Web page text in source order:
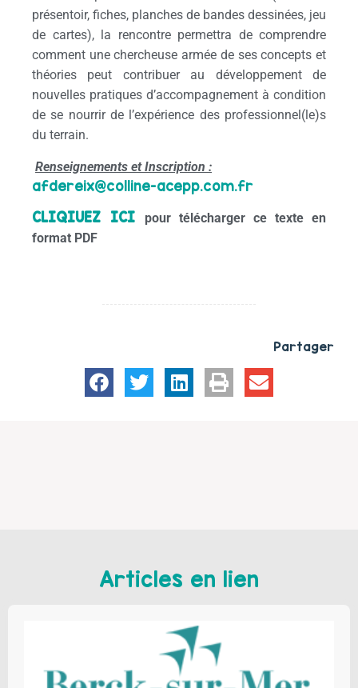
présentoir, fiches, planches de bandes dessinées, jeu
de cartes), la rencontre permettra de comprendre
comment une chercheuse armée de ses concepts et
théories peut contribuer au développement de
nouvelles pratiques d’accompagnement à condition
de se nourrir de l’expérience des professionnel(le)s
du terrain.
Renseignements et Inscription :
afdereix@colline-acepp.com.fr
CLIQIUEZ ICI
pour télécharger ce texte en
format PDF
Partager
Articles en lien